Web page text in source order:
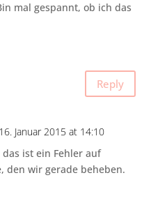
mal gespannt, ob ich das
Reply
Januar 2015 at 14:10
das ist ein Fehler auf
den wir gerade beheben.